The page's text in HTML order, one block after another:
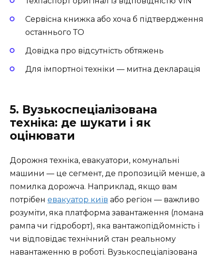
Сервісна книжка або хоча б підтвердження
останнього ТО
Довідка про відсутність обтяжень
Для імпортної техніки — митна декларація
5. Вузькоспеціалізована
техніка: де шукати і як
оцінювати
Дорожня техніка, евакуатори, комунальні
машини — це сегмент, де пропозицій менше, а
помилка дорожча. Наприклад, якщо вам
потрібен евакуатор київ або регіон — важливо
розуміти, яка платформа завантаження (ломана
рампа чи гідроборт), яка вантажопідйомність і
чи відповідає технічний стан реальному
навантаженню в роботі. Вузькоспеціалізована